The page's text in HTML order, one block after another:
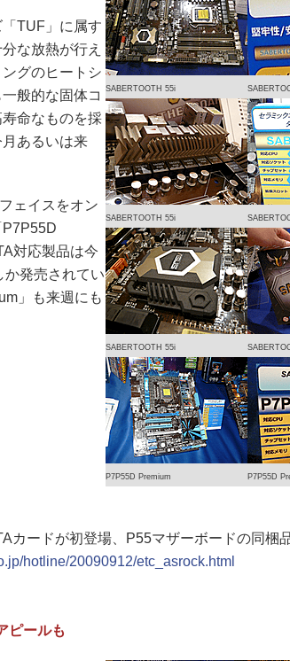
SABERTOOTH 55i
SABERTOOTH 55i
SABERTOOTH 55i
P7P55D Premium P7P55D
TUF」に属す
な放熱が行え
グのヒートシ
般的な固体コ
命なものを採
あるいは来
ェイスをオン
対応製品は今
発売されてい
」も来週にも
カードが初登場、P55マザーボードの同梱
hotline/20090912/etc_asrock.html
ピールも